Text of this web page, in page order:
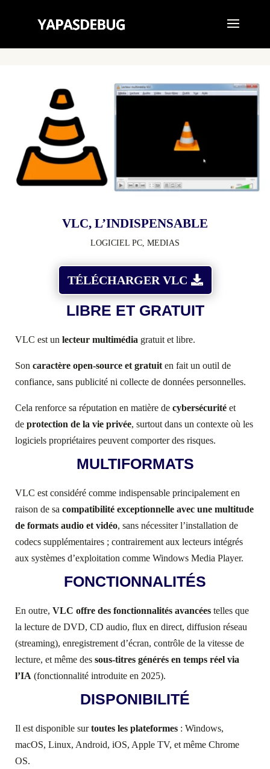
VLC, L’INDISPENSABLE
LOGICIEL PC MEDIAS
TÉLÉCHARGER VLC
LIBRE ET GRATUIT
VLC est un lecteur multimédia gratuit et libre.
Son caractère open-source et gratuit en fait un outil de
confiance, sans publicité ni collecte de données personnelles.
Cela renforce sa réputation en matière de cybersécurité et
de protection de la vie privée, surtout dans un contexte où les
logiciels propriétaires peuvent comporter des risques.
MULTIFORMATS
VLC est considéré comme indispensable principalement en
raison de sa compatibilité exceptionnelle avec une multitude
de formats audio et vidéo, sans nécessiter l’installation de
codecs supplémentaires ; contrairement aux lecteurs intégrés
aux systèmes d’exploitation comme Windows Media Player.
FONCTIONNALITÉS
En outre, VLC offre des fonctionnalités avancées telles que
la lecture de DVD, CD audio, flux en direct, diffusion réseau
(streaming), enregistrement d’écran, contrôle de la vitesse de
lecture, et même des sous-titres générés en temps réel via
l’IA (fonctionnalité introduite en 2025).
DISPONIBILITÉ
Il est disponible surtoutes les plateformes : Windows,
macOS, Linux, Android, iOS, Apple TV, et même Chrome
OS.